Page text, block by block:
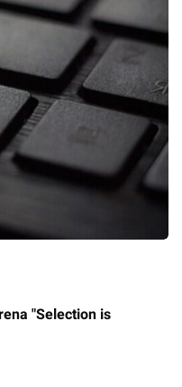
"Selection is